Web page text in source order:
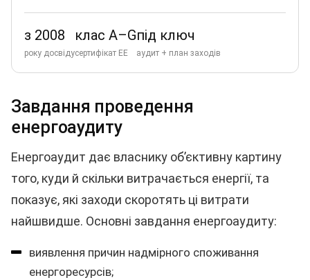
з 2008
року досвіду
клас A–G
сертифікат ЕЕ
під ключ
аудит + план заходів
Завдання проведення
енергоаудиту
Енергоаудит дає власнику об’єктивну картину
того, куди й скільки витрачається енергії, та
показує, які заходи скоротять ці витрати
найшвидше. Основні завдання енергоаудиту:
виявлення причин надмірного споживання
енергоресурсів;